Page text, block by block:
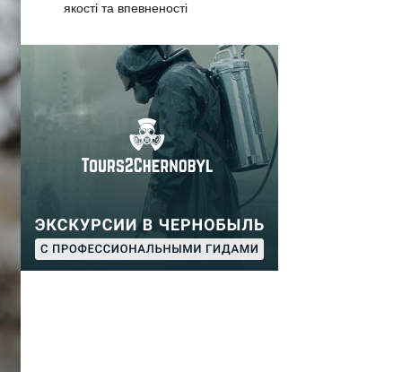
якості та впевненості